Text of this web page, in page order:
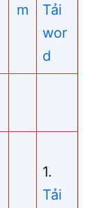
m
Tải
wor
d
1.
Tải